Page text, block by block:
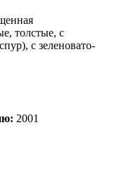
толстые, с
с зеленовато-
2001